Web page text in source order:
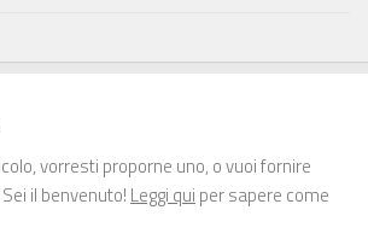
vorresti proporne uno, o vuoi fornire
il benvenuto! Leggi qui per sapere come